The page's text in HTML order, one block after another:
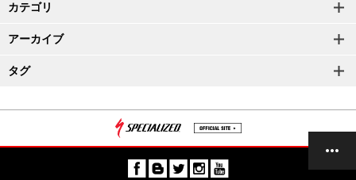
カテゴリ
アーカイブ
タグ